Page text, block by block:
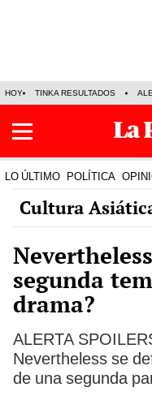
HOY TINKA RESULTADOS
LO ÚLTIMO POLÍTICA
Cultura
segunda
drama?
ALERTA
Nevertheless se
de una segunda